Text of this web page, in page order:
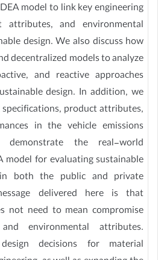
model to link key engineering
attributes, and environmental
design. We also discuss how
decentralized models to analyze
and reactive approaches
design. In addition, we
product attributes,
in the vehicle emissions
the real-world
model for evaluating sustainable
in both the public and private
delivered here is that
not need to mean compromise
environmental attributes.
decisions for material